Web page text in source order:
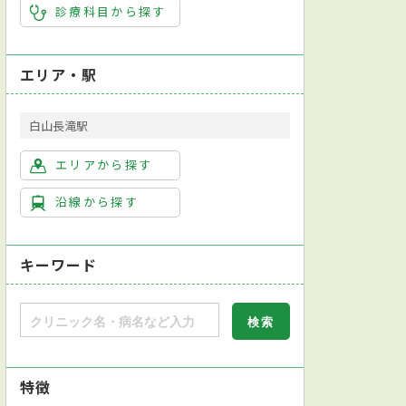
診療科目から探す
エリア・駅
白山長滝駅
エリアから探す
沿線から探す
キーワード
特徴